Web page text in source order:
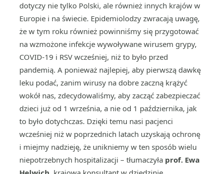
dotyczy nie tylko Polski, ale również innych krajów w
Europie i na świecie. Epidemiolodzy zwracają uwagę,
że w tym roku również powinniśmy się przygotować
na wzmożone infekcje wywoływane wirusem grypy,
COVID-19 i RSV wcześniej, niż to było przed
pandemią. A ponieważ najlepiej, aby pierwszą dawkę
leku podać, zanim wirusy na dobre zaczną krążyć
wokół nas, zdecydowaliśmy, aby zacząć zabezpieczać
dzieci już od 1 września, a nie od 1 października, jak
to było dotychczas. Dzięki temu nasi pacjenci
wcześniej niż w poprzednich latach uzyskają ochronę
i miejmy nadzieję, że unikniemy w ten sposób wielu
niepotrzebnych hospitalizacji – tłumaczyła prof. Ewa